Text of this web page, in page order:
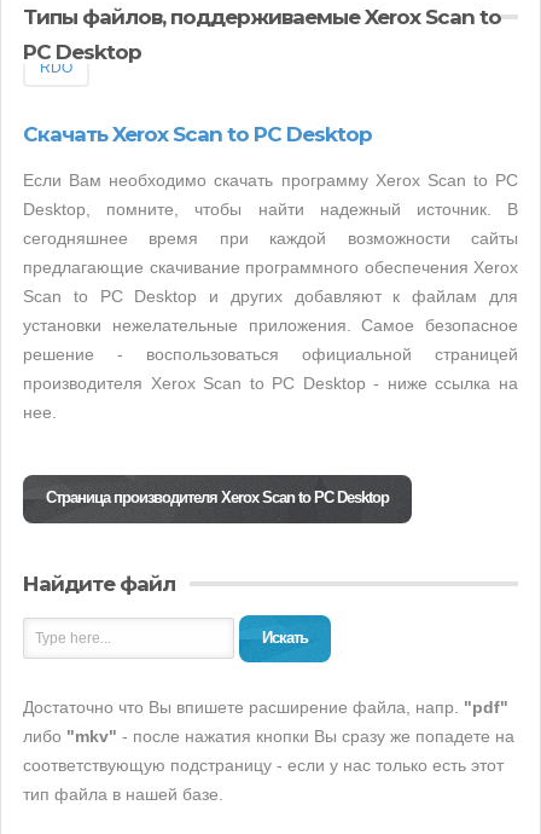
Типы файлов, поддерживаемые Xerox Scan to
PC Desktop
RDO
Скачать Xerox Scan to PC Desktop
Если Вам необходимо скачать программу Xerox Scan to PC
Desktop, помните, чтобы найти надежный источник. В
сегодняшнее время при каждой возможности сайты
предлагающие скачивание программного обеспечения Xerox
Scan to PC Desktop и других добавляют к файлам для
установки нежелательные приложения. Самое безопасное
решение - воспользоваться официальной страницей
производителя Xerox Scan to PC Desktop - ниже ссылка на
нее.
Страница производителя Xerox Scan to PC Desktop
Найдите файл
Искать
Достаточно что Вы впишете расширение файла, напр. "pdf"
либо "mkv" - после нажатия кнопки Вы сразу же попадете на
соответствующую подстраницу - если у нас только есть этот
тип файла в нашей базе.